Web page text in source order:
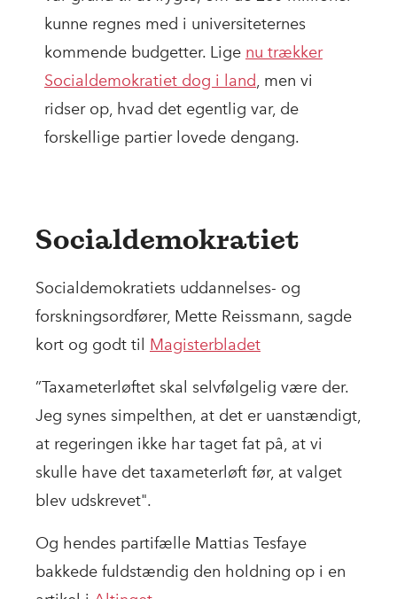
kunne regnes med i universiteternes
kommende budgetter. Lige nu trækker
Socialdemokratiet dog i land, men vi
ridser op, hvad det egentlig var, de
forskellige partier lovede dengang.
Socialdemokratiet
Socialdemokratiets uddannelses- og
forskningsordfører, Mette Reissmann, sagde
kort og godt til Magisterbladet
”Taxameterløftet skal selvfølgelig være der.
Jeg synes simpelthen, at det er uanstændigt,
at regeringen ikke har taget fat på, at vi
skulle have det taxameterløft før, at valget
blev udskrevet".
Og hendes partifælle Mattias Tesfaye
bakkede fuldstændig den holdning op i en